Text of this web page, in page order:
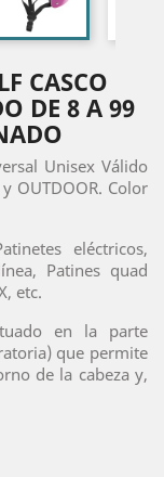
CASCO
DE 8 A 99
Unisex Válido
OUTDOOR. Color
eléctricos,
Patines quad
etc.
en la parte
que permite
de la cabeza y,